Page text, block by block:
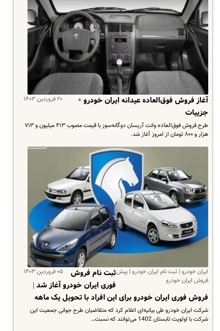
۲۰ فروردین ۱۴۰۳
آغاز فروش فوق‌العاده عیدانه ایران خودرو +
جزییات
طرح فروش فوق‌العاده وانت آریسان دوگانه‌سوز با قیمت مصوب ۴۱۳ میلیون و ۷۱۳
هزار و ۸۰۰ تومان از امروز آغاز شد.
ایران خودرو | ثبت نام ایران خودرو | پیش
فروش ایران خودرو
۰۵ فروردین ۱۴۰۳
ثبت نام فروش
فوری ایران خودرو آغاز شد |
فروش فوری ایران خودرو برای این افراد با تحویل یک ماهه
شرکت ایران خودرو طی بیانیه‌ای اعلام کرد که متقاضیان طرح جوانی جمعیت این
شرکت با اولویت تابستان 1402 می‌توانند که نسبت…